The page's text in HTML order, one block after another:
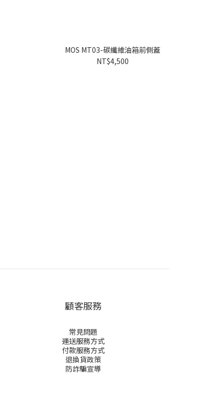
MOS MT03-碳纖維油箱前側蓋
NT$4,500
顧客服務
常見問題
運送服務方式
付款服務方式
退換貨政策
防詐騙宣導